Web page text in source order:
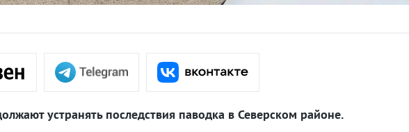
устранять последствия паводка в Северском районе.